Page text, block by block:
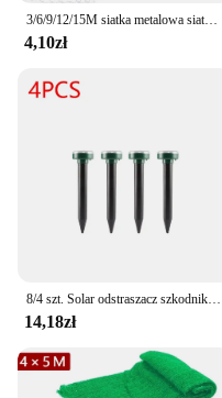
4,10zł
8/4 szt. Solar odstraszacz szkodników ultradźwiękowy odstraszacz zwierząt odstraszający kret Gopher norek wąż gryzoni odstraszający narzędzie do zwalczania szkodników
14,18zł